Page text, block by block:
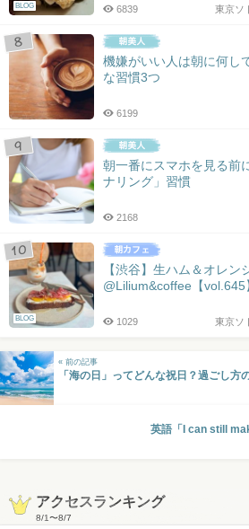
BLOG 東京ソ
6839
機嫌がいい人は朝に何し
な習慣3つ
6199
朝一番にスマホを見る前
ナリング」習慣
2168
BLOG
【渋谷】生ハム＆オレ
@Lilium&coffee【vol.645
東京ソ
1029
« 前の記事
「海の日」ってどんな祝日？過ごし方
英語「I can still
アクセスランキング
8/1〜8/7